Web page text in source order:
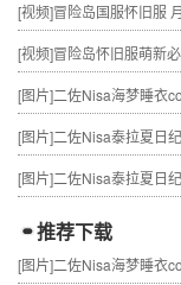
[视频]冒险岛国服怀旧服
[视频]冒险岛怀旧服萌新
[图片]二佐Nisa海梦睡衣
[图片]二佐Nisa泰拉夏日
[图片]二佐Nisa泰拉夏日
推荐下载
[图片]二佐Nisa海梦睡衣